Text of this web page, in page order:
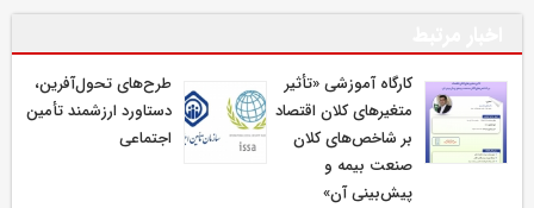
كارگاه آموزشی «تأثیر
متغیرهای كلان اقتصاد
بر شاخص‌های كلان
صنعت بیمه و
پیش‌بینی آن»
طرح‌های تحول‌آفرین،
دستاورد ارزشمند تأمین
اجتماعی